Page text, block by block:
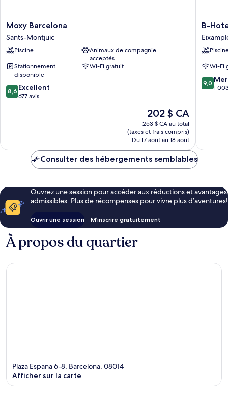
Moxy
Barcelona
Sants-
Montjuïc
Moxy Barcelona
Sants-Montjuïc
Piscine
Animaux de compagnie
acceptés
Stationnement
disponible
Wi-Fi gratuit
8.6
sur
8,6 Excellent
677 avis
Le
prix
est
de
202 $ CA
202 $ CA
253 $ CA au total
(taxes et frais compris)
Du 17 août au 18 août
B-
Hotel
B-
Wi-Fi
9.0
sur
9,0
1
Consulter des hébergements semblables
Ouvrez une session pour accéder aux réductions et avantages
admissibles. Plus de récompenses pour vivre plus d’aventures!
Ouvrir une session M’inscrire gratuitement
À propos du quartier
Plaza Espana 6-8, Barcelona, 08014
Afficher sur la carte